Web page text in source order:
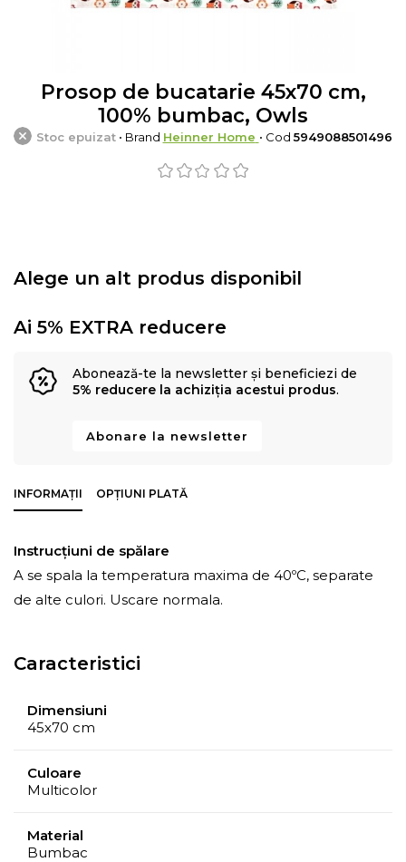
Prosop de bucatarie 45x70 cm,
100% bumbac, Owls
Stoc epuizat• Brand Heinner Home • Cod5949088501496
Alege un alt produs disponibil
Ai 5% EXTRA reducere
Abonează-te la newsletter și beneficiezi de
5% reducere la achiziția acestui produs.
Abonare la newsletter
INFORMAȚII OPȚIUNI PLATĂ
Instrucțiuni de spălare
A se spala la temperatura maxima de 40ºC, separate
de alte culori. Uscare normala.
Caracteristici
Dimensiuni
45x70 cm
Culoare
Multicolor
Material
Bumbac